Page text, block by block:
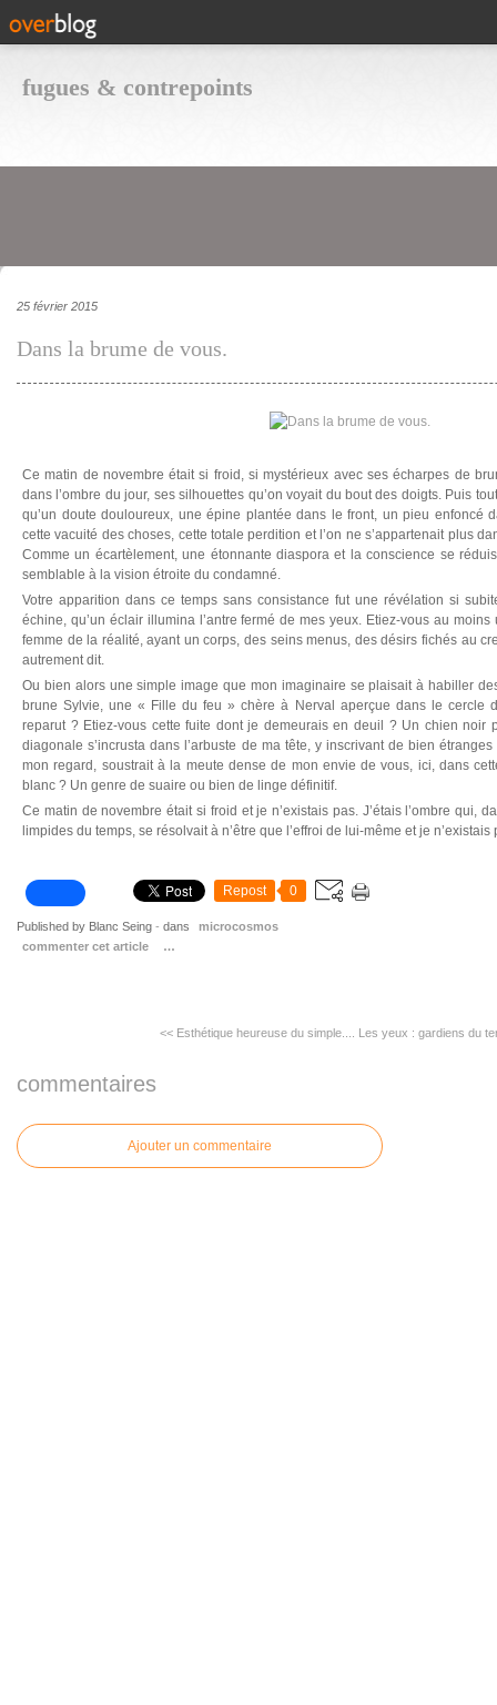
fugues & contrepoints
25 février 2015
Dans la brume de vous.
Ce matin de novembre était si froid, si mystérieux avec ses écharpes de
dans l’ombre du jour, ses silhouettes qu’on voyait du bout des doigts. Puis
qu’un doute douloureux, une épine plantée dans le front, un pieu enfoncé
cette vacuité des choses, cette totale perdition et l’on ne s’appartenait plus
Comme un écartèlement, une étonnante diaspora et la conscience se
semblable à la vision étroite du condamné.
Votre apparition dans ce temps sans consistance fut une révélation si
échine, qu’un éclair illumina l’antre fermé de mes yeux. Etiez-vous au
femme de la réalité, ayant un corps, des seins menus, des désirs fichés au
autrement dit.
Ou bien alors une simple image que mon imaginaire se plaisait à habiller
brune Sylvie, une « Fille du feu » chère à Nerval aperçue dans le cercle
reparut ? Etiez-vous cette fuite dont je demeurais en deuil ? Un chien noir
diagonale s’incrusta dans l’arbuste de ma tête, y inscrivant de bien
mon regard, soustrait à la meute dense de mon envie de vous, ici, dans
blanc ? Un genre de suaire ou bien de linge définitif.
Ce matin de novembre était si froid et je n’existais pas. J’étais l’ombre qui,
limpides du temps, se résolvait à n’être que l’effroi de lui-même et je n’existais
Repost 0
Published by Blanc Seing - dans
microcosmos
commenter cet article
…
<< Esthétique heureuse du simple.... Les yeux : gardiens du
commentaires
Ajouter un commentaire